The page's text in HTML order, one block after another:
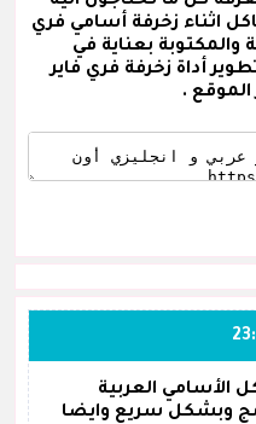
اثناء زخرفة أسامي فري
والمكتوبة بعناية في
أداة زخرفة فري فاير
الموقع .
الأسامي العربية
وبشكل سريع وايضا